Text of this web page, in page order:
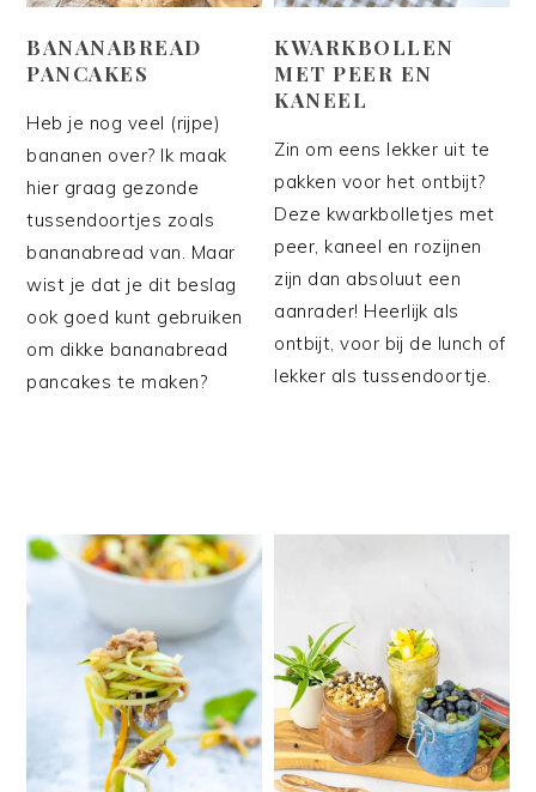
BANANABREAD
PANCAKES
Heb je nog veel (rijpe)
bananen over? Ik maak
hier graag gezonde
tussendoortjes zoals
bananabread van. Maar
wist je dat je dit beslag
ook goed kunt gebruiken
om dikke bananabread
pancakes te maken?
KWARKBOLLEN
MET PEER EN
KANEEL
Zin om eens lekker uit te
pakken voor het ontbijt?
Deze kwarkbolletjes met
peer, kaneel en rozijnen
zijn dan absoluut een
aanrader! Heerlijk als
ontbijt, voor bij de lunch of
lekker als tussendoortje.